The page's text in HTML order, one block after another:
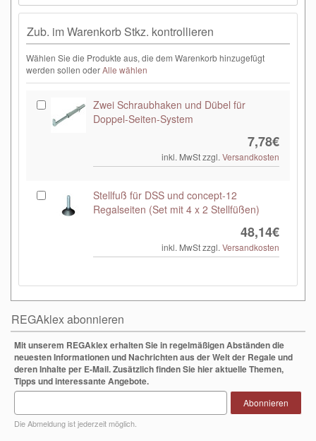
Zub. im Warenkorb Stkz. kontrollieren
Wählen Sie die Produkte aus, die dem Warenkorb hinzugefügt
werden sollen oderAlle wählen
Zwei Schraubhaken und Dübel für
Doppel-Seiten-System
7,78€
inkl. MwSt zzgl.Versandkosten
Stellfuß für DSS und concept-12
Regalseiten (Set mit 4 x 2 Stellfüßen)
48,14€
inkl. MwSt zzgl.Versandkosten
REGAklex abonnieren
Mit unserem REGAklex erhalten Sie in regelmäßigen Abständen die
neuesten Informationen und Nachrichten aus der Welt der Regale und
deren Inhalte per E-Mail. Zusätzlich finden Sie hier aktuelle Themen,
Tipps und interessante Angebote.
Die Abmeldung ist jederzeit möglich.
Abonnieren